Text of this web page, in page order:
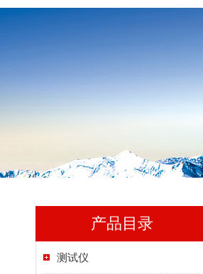
产品目录
测试仪